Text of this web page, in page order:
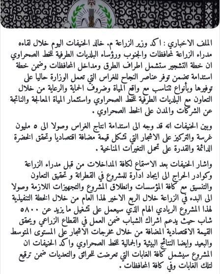
الملف الاخباري : اكد وزير الزراعة م. خالد الحنيفات اليوم خلال لقاءه
مدراء الزراعة لمحافظات والجنوب ورؤساء البلديات الطرفية للخط الصحراوي
ان خطة التشجير ستشمل اطراف الطرق ومداخل المحافظات وضمن خطة
استدامة تضمن توفر عناصر النجاح للغراس التي تعمل الوزارة حاليا على
توفيرها وبأنواع تتناسب مع واقع المياة وضروف الحماية والرعاية من خلال
التعاون مع البلديات الطرفية للخط الصحراوي واستثمار المياة المعالجة والناتجة
عن الشركات والمدن على الخط الصحراوي .
وبين الحنيفات انه قد وجه الى استدامة انتاج الغراس وصولا الى ٥ مليون
غرسة والتركيز على الاشجار التي تشكل قيمة مضافة اقتصاديا وتحقق الخضرة
الدائمة والقدرة على تحمل التغيرات المناخية .
واشار الحنيفات بعد الاستماع لكافة المداخلات من قبل مدراء الزراعة
وكوادر الحراج الى ايجاد ادارة للمشروع في القطرانة و تحقيق التعاون
والتنسيق مع كافة المؤسسات وانطلاق المشروع والتجهيزات اللازمة وصولا
الى البدء في الزراعة خلال الربع الاخير لهذا العام من خلال الخطة التنفيذية
لهذا المشروع الريادي الهام الذي سيعمل على تشغيل ما يزيد عن ٥٨٠٠
شاب حيث يدعم اشراك الشباب ضمن العمل في القطاع الزراعي ويحقق
القيمة الاقتصادية المضافة من خلال مخرجات الاشجار على المستوى المتوسط
والبعيد وايضا النتائج البيئية والجمالية للخط الصحراوي واكد الحنيفات ان
المشروع سيشمل كافة الغابات التي تعرضت للحرائق والتعديات ضمن ترقيع
لتلك الغابات وفي كافة المحافظات .